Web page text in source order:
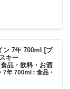
ン 7年 700ml [ブ
キー
品・飲料・お酒
年 700ml : 食品・